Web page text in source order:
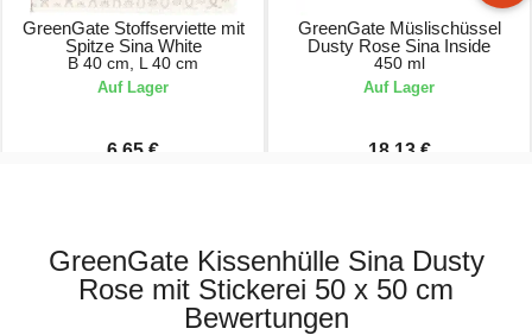
GreenGate Stoffserviette mit
Spitze Sina White
B 40 cm, L 40 cm
Auf Lager
6,65 €
GreenGate Müslischüssel
Dusty Rose Sina Inside
450 ml
Auf Lager
18,13 €
GreenGate Kissenhülle Sina Dusty
Rose mit Stickerei 50 x 50 cm
Bewertungen